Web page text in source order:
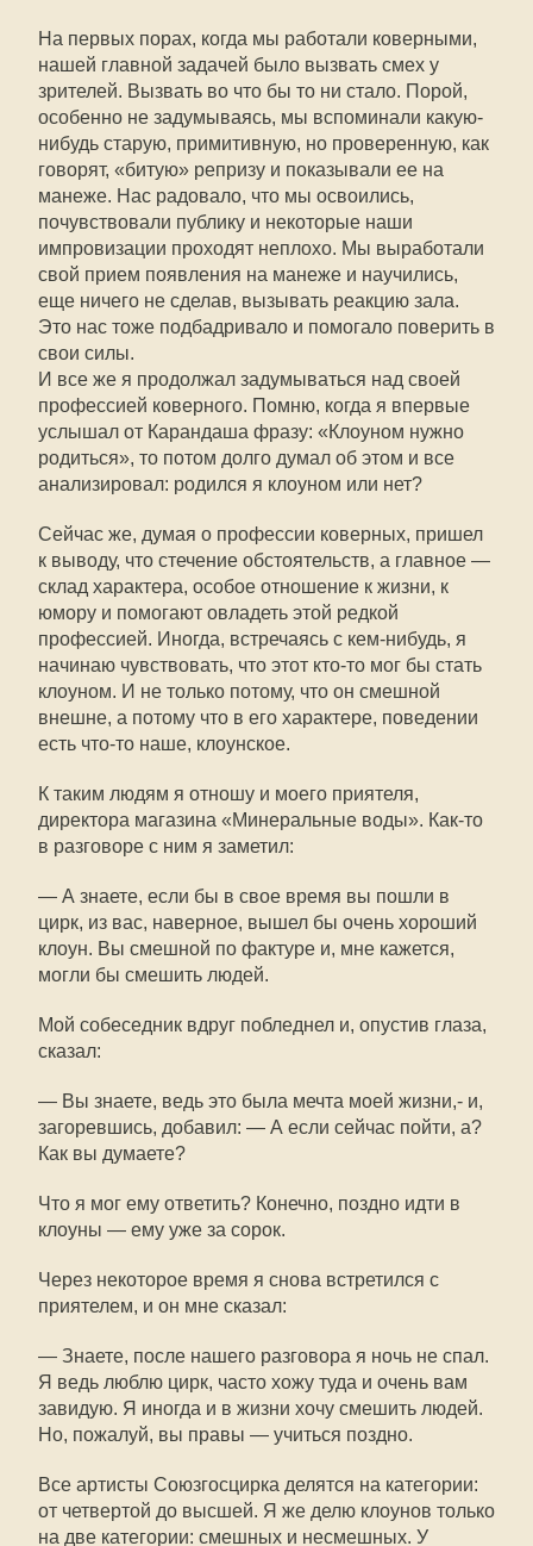
На первых порах, когда мы работали коверными,
нашей главной задачей было вызвать смех у
зрителей. Вызвать во что бы то ни стало. Порой,
особенно не задумываясь, мы вспоминали какую-
нибудь старую, примитивную, но проверенную, как
говорят, «битую» репризу и показывали ее на
манеже. Нас радовало, что мы освоились,
почувствовали публику и некоторые наши
импровизации проходят неплохо. Мы выработали
свой прием появления на манеже и научились,
еще ничего не сделав, вызывать реакцию зала.
Это нас тоже подбадривало и помогало поверить в
свои силы.
И все же я продолжал задумываться над своей
профессией коверного. Помню, когда я впервые
услышал от Карандаша фразу: «Клоуном нужно
родиться», то потом долго думал об этом и все
анализировал: родился я клоуном или нет?
Сейчас же, думая о профессии коверных, пришел
к выводу, что стечение обстоятельств, а главное —
склад характера, особое отношение к жизни, к
юмору и помогают овладеть этой редкой
профессией. Иногда, встречаясь с кем-нибудь, я
начинаю чувствовать, что этот кто-то мог бы стать
клоуном. И не только потому, что он смешной
внешне, а потому что в его характере, поведении
есть что-то наше, клоунское.
К таким людям я отношу и моего приятеля,
директора магазина «Минеральные воды». Как-то
в разговоре с ним я заметил:
— А знаете, если бы в свое время вы пошли в
цирк, из вас, наверное, вышел бы очень хороший
клоун. Вы смешной по фактуре и, мне кажется,
могли бы смешить людей.
Мой собеседник вдруг побледнел и, опустив глаза,
сказал:
— Вы знаете, ведь это была мечта моей жизни,- и,
загоревшись, добавил: — А если сейчас пойти, а?
Как вы думаете?
Что я мог ему ответить? Конечно, поздно идти в
клоуны — ему уже за сорок.
Через некоторое время я снова встретился с
приятелем, и он мне сказал:
— Знаете, после нашего разговора я ночь не спал.
Я ведь люблю цирк, часто хожу туда и очень вам
завидую. Я иногда и в жизни хочу смешить людей.
Но, пожалуй, вы правы — учиться поздно.
Все артисты Союзгосцирка делятся на категории:
от четвертой до высшей. Я же делю клоунов только
на две категории: смешных и несмешных. У